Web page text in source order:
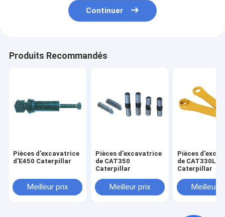
Continuer
Produits Recommandés
Pièces d'excavatrice
d'E450 Caterpillar
Meilleur prix
Pièces d'excavatrice
de CAT350
Caterpillar
Meilleur prix
Pièces
de CAT330LN
Caterpillar
Meilleur